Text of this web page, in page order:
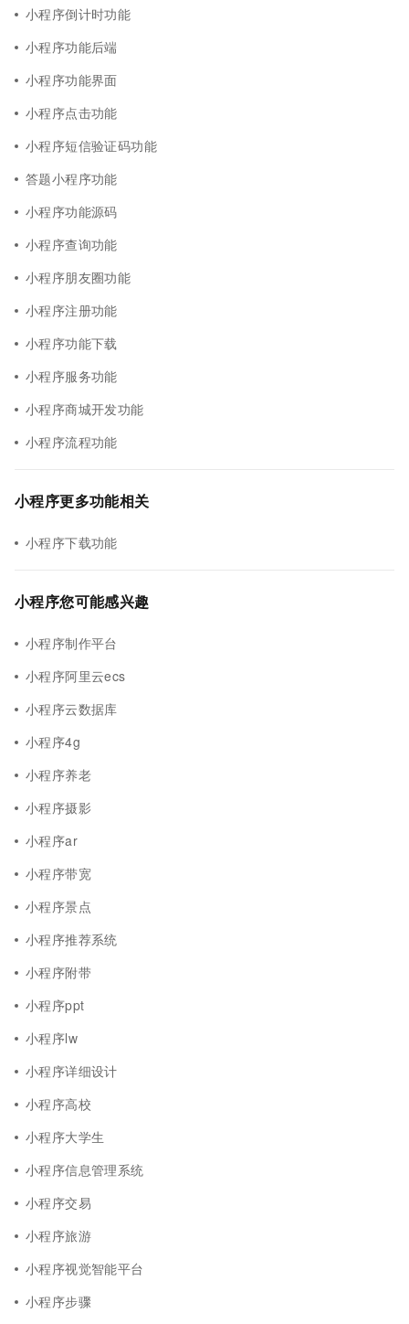
小程序倒计时功能
小程序功能后端
小程序功能界面
小程序点击功能
小程序短信验证码功能
答题小程序功能
小程序功能源码
小程序查询功能
小程序朋友圈功能
小程序注册功能
小程序功能下载
小程序服务功能
小程序商城开发功能
小程序流程功能
小程序更多功能相关
小程序下载功能
小程序您可能感兴趣
小程序制作平台
小程序阿里云ecs
小程序云数据库
小程序4g
小程序养老
小程序摄影
小程序ar
小程序带宽
小程序景点
小程序推荐系统
小程序附带
小程序ppt
小程序lw
小程序详细设计
小程序高校
小程序大学生
小程序信息管理系统
小程序交易
小程序旅游
小程序视觉智能平台
小程序步骤